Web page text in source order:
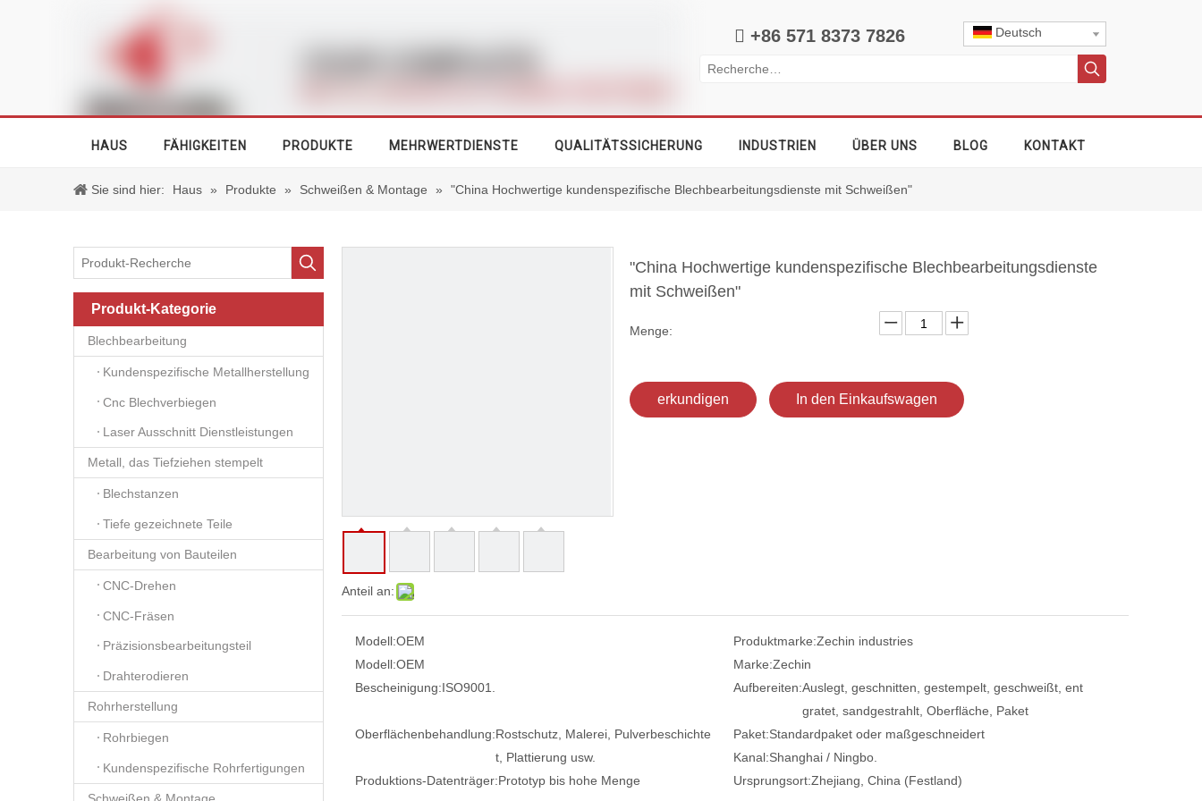
 +86 571 8373 7826 Deutsch
HAUS FÄHIGKEITEN PRODUKTE MEHRWERTDIENSTE QUALITÄTSSICHERUNG INDUSTRIEN ÜBER UNS BLOG KONTAKT
Sie sind hier: Haus » Produkte » Schweißen & Montage » "China Hochwertige kundenspezifische Blechbearbeitungsdienste mit Schweißen"
Produkt-Kategorie
Blechbearbeitung
Kundenspezifische Metallherstellung
Cnc Blechverbiegen
Laser Ausschnitt Dienstleistungen
Metall, das Tiefziehen stempelt
Blechstanzen
Tiefe gezeichnete Teile
Bearbeitung von Bauteilen
CNC-Drehen
CNC-Fräsen
Präzisionsbearbeitungsteil
Drahterodieren
Rohrherstellung
Rohrbiegen
Kundenspezifische Rohrfertigungen
Schweißen & Montage
Anteil an:
"China Hochwertige kundenspezifische Blechbearbeitungsdienste
mit Schweißen"
Menge:
erkundigen In den Einkaufswagen
Modell:OEM Produktmarke:Zechin industries
Modell:OEM Marke:Zechin
Bescheinigung:ISO9001. Aufbereiten:Auslegt, geschnitten, gestempelt, geschweißt, ent
gratet, sandgestrahlt, Oberfläche, Paket
Oberflächenbehandlung:Rostschutz, Malerei, Pulverbeschichte
t, Plattierung usw.
Paket:Standardpaket oder maßgeschneidert
Kanal:Shanghai / Ningbo.
Produktions-Datenträger:Prototyp bis hohe Menge Ursprungsort:Zhejiang, China (Festland)